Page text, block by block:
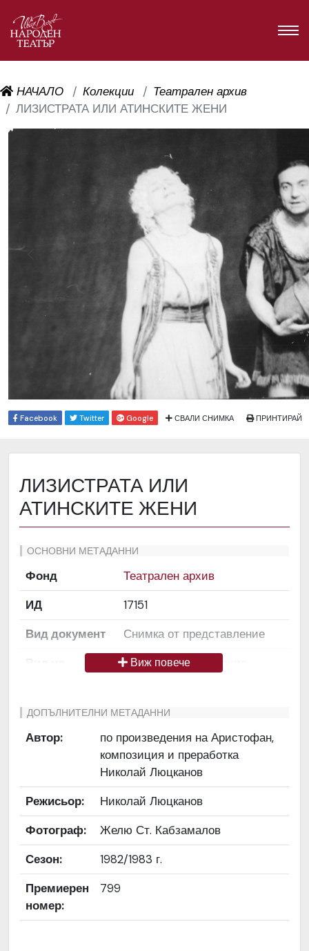
НАЧАЛО Колекции
Театрален архив
ЛИЗИСТРАТА ИЛИ АТИНСКИТЕ ЖЕНИ
Facebook Twitter Google СВАЛИ СНИМКА ПРИНТИРАЙ
ЛИЗИСТРАТА ИЛИ
АТИНСКИТЕ ЖЕНИ
ОСНОВНИ МЕТАДАННИ
Фонд
Театрален архив
ИД
17151
Вид документ
Снимка от представление
Снимка / изображение
Език на
Български
Да се цитира източник:
„Художествен архив НТ
„Иван Вазов“
Предоставяща
страна
България
Качество на
изображението
Средно
Институция
Виж повече
ДОПЪЛНИТЕЛНИ МЕТАДАННИ
Автор:
по произведения на Аристофан,
композиция и преработка
Николай Люцканов
Режисьор:
Николай Люцканов
Фотограф:
Желю Ст. Кабзамалов
Сезон:
1982/1983 г.
Премиерен
номер:
799